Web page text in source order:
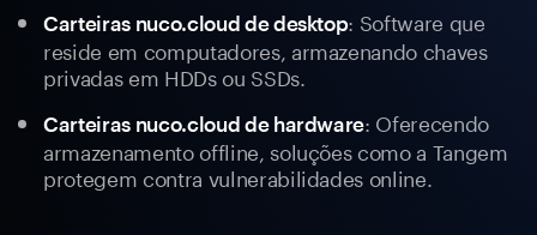
Carteiras nuco.cloud de desktop: Software que
reside em computadores, armazenando chaves
privadas em HDDs ou SSDs.
Carteiras nuco.cloud de hardware: Oferecendo
armazenamento offline, soluções como a Tangem
protegem contra vulnerabilidades online.